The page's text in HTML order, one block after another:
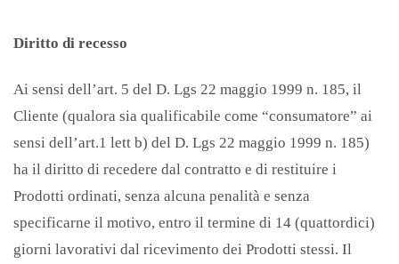
Diritto di recesso
Ai sensi dell’art. 5 del D. Lgs 22 maggio 1999 n. 185, il
Cliente (qualora sia qualificabile come “consumatore” ai
sensi dell’art.1 lett b) del D. Lgs 22 maggio 1999 n. 185)
ha il diritto di recedere dal contratto e di restituire i
Prodotti ordinati, senza alcuna penalità e senza
specificarne il motivo, entro il termine di 14 (quattordici)
giorni lavorativi dal ricevimento dei Prodotti stessi. Il